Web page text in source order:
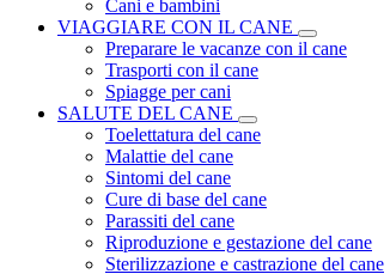
Cani e bambini
VIAGGIARE CON IL CANE
Preparare le vacanze con il cane
Trasporti con il cane
Spiagge per cani
SALUTE DEL CANE
Toelettatura del cane
Malattie del cane
Sintomi del cane
Cure di base del cane
Parassiti del cane
Riproduzione e gestazione del cane
Sterilizzazione e castrazione del cane